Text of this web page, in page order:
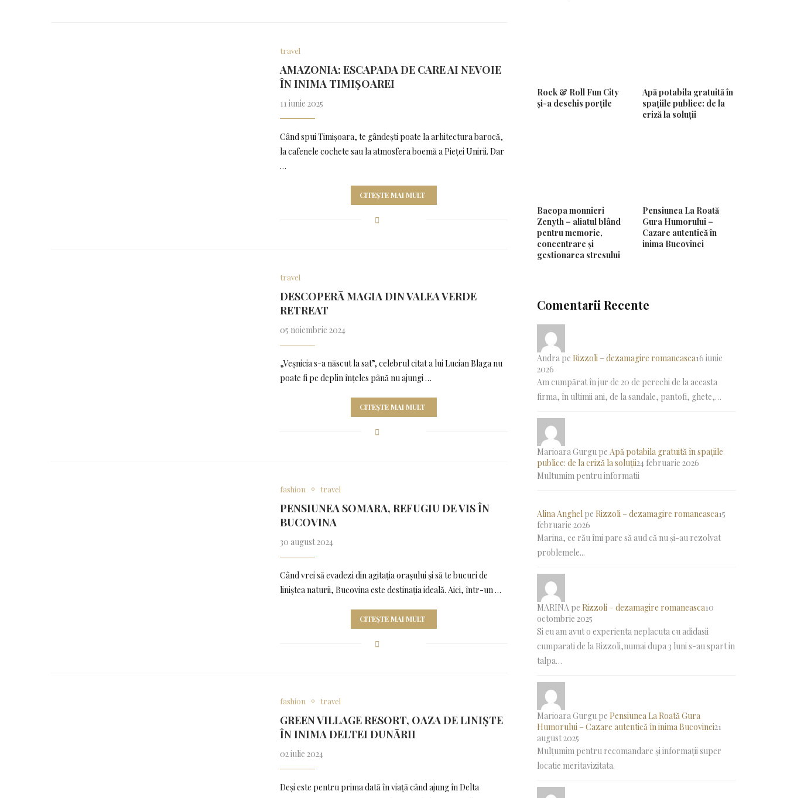
travel
AMAZONIA: ESCAPADA DE CARE AI NEVOIE
ÎN INIMA TIMIȘOAREI
11 iunie 2025
Când spui Timișoara, te gândești poate la arhitectura barocă,
la cafenele cochete sau la atmosfera boemă a Pieței Unirii. Dar
…
CITEȘTE MAI MULT
travel
DESCOPERĂ MAGIA DIN VALEA VERDE
RETREAT
05 noiembrie 2024
„Veşnicia s-a născut la sat”, celebrul citat a lui Lucian Blaga nu
poate fi pe deplin înțeles până nu ajungi …
CITEȘTE MAI MULT
fashion travel
PENSIUNEA SOMARA, REFUGIU DE VIS ÎN
BUCOVINA
30 august 2024
Când vrei să evadezi din agitația orașului și să te bucuri de
liniștea naturii, Bucovina este destinația ideală. Aici, într-un …
CITEȘTE MAI MULT
fashion travel
GREEN VILLAGE RESORT, OAZA DE LINIȘTE
ÎN INIMA DELTEI DUNĂRII
02 iulie 2024
Deși este pentru prima dată în viață când ajung în Delta
Rock & Roll Fun City
și-a deschis porțile
Apă potabila gratuită în
spațiile publice: de la
criză la soluții
Bacopa monnieri
Zenyth – aliatul blând
pentru memorie,
concentrare și
gestionarea stresului
Pensiunea La Roată
Gura Humorului –
Cazare autentică în
inima Bucovinei
Comentarii Recente
Andra pe Rizzoli – dezamagire romaneasca16 iunie
2026
Am cumpărat în jur de 20 de perechi de la aceasta
firma, în ultimii ani, de la sandale, pantofi, ghete,…
Marioara Gurgu pe Apă potabila gratuită în spațiile
publice: de la criză la soluții24 februarie 2026
Multumim pentru informatii
Alina Anghel pe Rizzoli – dezamagire romaneasca15
februarie 2026
Marina, ce rău îmi pare să aud că nu și-au rezolvat
problemele...
MARINA pe Rizzoli – dezamagire romaneasca10
octombrie 2025
Si eu am avut o experienta neplacuta cu adidasii
cumparati de la Rizzoli,numai dupa 3 luni s-au spart in
talpa…
Marioara Gurgu pe Pensiunea La Roată Gura
Humorului – Cazare autentică în inima Bucovinei21
august 2025
Mulțumim pentru recomandare și informații super
locatie meritavizitata.